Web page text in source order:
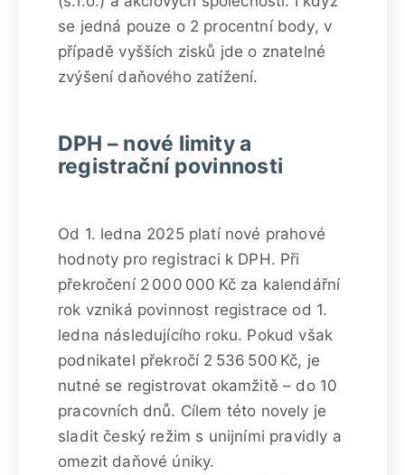
se jedná pouze o 2 procentní body, v
případě vyšších zisků jde o znatelné
zvýšení daňového zatížení.
DPH – nové limity a
registrační povinnosti
Od 1. ledna 2025 platí nové prahové
hodnoty pro registraci k DPH. Při
překročení 2 000 000 Kč za kalendářní
rok vzniká povinnost registrace od 1.
ledna následujícího roku. Pokud však
podnikatel překročí 2 536 500 Kč, je
nutné se registrovat okamžitě – do 10
pracovních dnů. Cílem této novely je
sladit český režim s unijními pravidly a
omezit daňové úniky.